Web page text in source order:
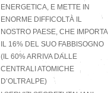
ENERGETICA, E METTE IN
ENORME DIFFICOLTÀ IL
NOSTRO PAESE, CHE IMPORTA
IL 16% DEL SUO FABBISOGNO
(IL 60% ARRIVA DALLE
CENTRALI ATOMICHE
D’OLTRALPE)